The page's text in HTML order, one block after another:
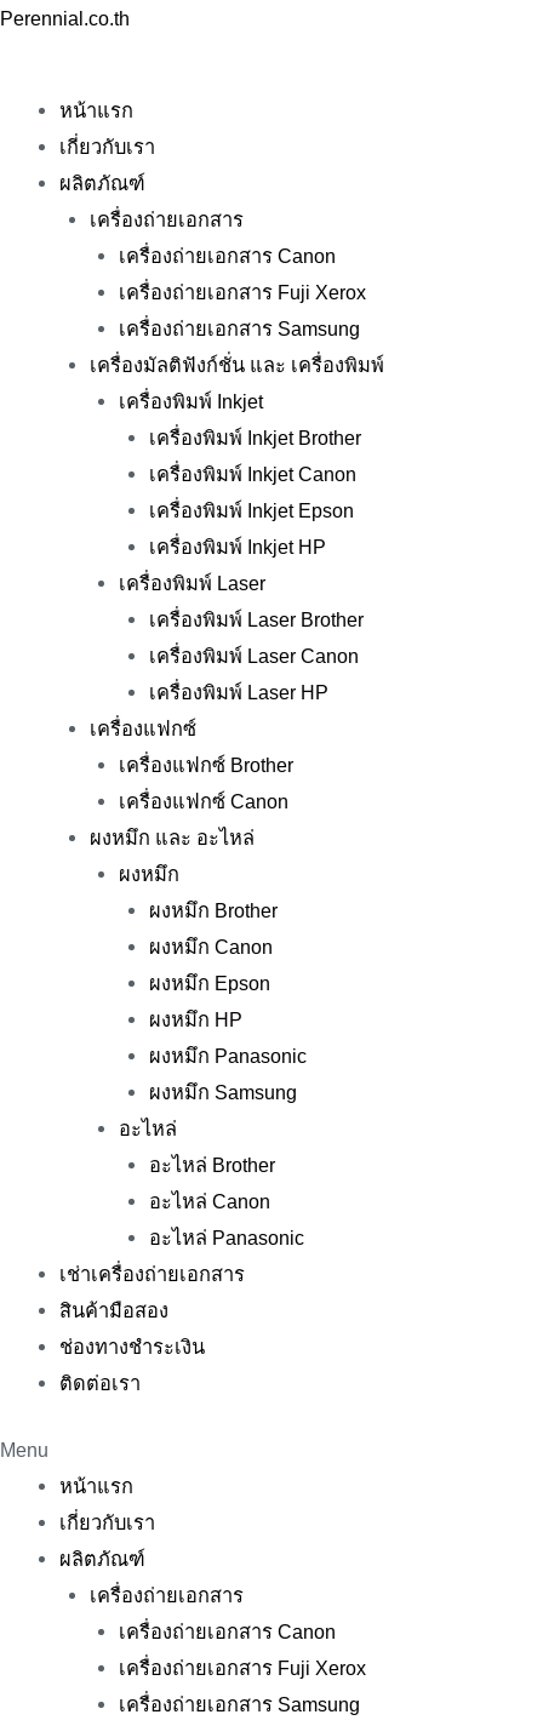
Skip
Perennial.co.th
หน้าแรก
เกี่ยวกับเรา
ผลิตภัณฑ์
เครื่องถ่ายเอกสาร
เครื่องถ่ายเอกสาร Canon
เครื่องถ่ายเอกสาร Fuji Xerox
เครื่องถ่ายเอกสาร Samsung
เครื่องมัลติฟังก์ชั่น และ เครื่องพิมพ์
เครื่องพิมพ์ Inkjet
เครื่องพิมพ์ Inkjet Brother
เครื่องพิมพ์ Inkjet Canon
เครื่องพิมพ์ Inkjet Epson
เครื่องพิมพ์ Inkjet HP
เครื่องพิมพ์ Laser
เครื่องพิมพ์ Laser Brother
เครื่องพิมพ์ Laser Canon
เครื่องพิมพ์ Laser HP
เครื่องแฟกซ์
เครื่องแฟกซ์ Brother
เครื่องแฟกซ์ Canon
ผงหมึก และ อะไหล่
ผงหมึก
ผงหมึก Brother
ผงหมึก Canon
ผงหมึก Epson
ผงหมึก HP
ผงหมึก Panasonic
ผงหมึก Samsung
อะไหล่
อะไหล่ Brother
อะไหล่ Canon
อะไหล่ Panasonic
เช่าเครื่องถ่ายเอกสาร
สินค้ามือสอง
ช่องทางชำระเงิน
ติดต่อเรา
Menu
หน้าแรก
เกี่ยวกับเรา
ผลิตภัณฑ์
เครื่องถ่ายเอกสาร
เครื่องถ่ายเอกสาร Canon
เครื่องถ่ายเอกสาร Fuji Xerox
เครื่องถ่ายเอกสาร Samsung